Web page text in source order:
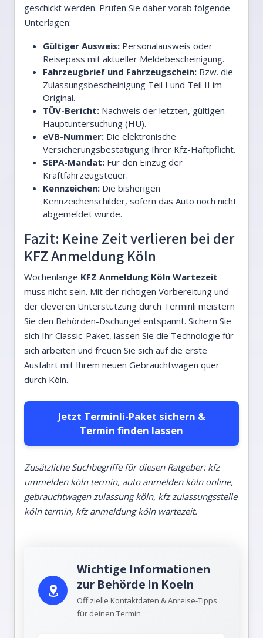
geschickt werden. Prüfen Sie daher vorab folgende
Unterlagen:
Gültiger Ausweis: Personalausweis oder
Reisepass mit aktueller Meldebescheinigung.
Fahrzeugbrief und Fahrzeugschein: Bzw. die
Zulassungsbescheinigung Teil I und Teil II im
Original.
TÜV-Bericht: Nachweis der letzten, gültigen
Hauptuntersuchung (HU).
eVB-Nummer: Die elektronische
Versicherungsbestätigung Ihrer Kfz-Haftpflicht.
SEPA-Mandat: Für den Einzug der
Kraftfahrzeugsteuer.
Kennzeichen: Die bisherigen
Kennzeichenschilder, sofern das Auto noch nicht
abgemeldet wurde.
Fazit: Keine Zeit verlieren bei der
KFZ Anmeldung Köln
Wochenlange KFZ Anmeldung Köln Wartezeit
muss nicht sein. Mit der richtigen Vorbereitung und
der cleveren Unterstützung durch Terminli meistern
Sie den Behörden-Dschungel entspannt. Sichern Sie
sich Ihr Classic-Paket, lassen Sie die Technologie für
sich arbeiten und freuen Sie sich auf die erste
Ausfahrt mit Ihrem neuen Gebrauchtwagen quer
durch Köln.
Jetzt Terminli-Paket sichern &
Termin finden lassen
Zusätzliche Suchbegriffe für diesen Ratgeber: kfz
ummelden köln termin, auto anmelden köln online,
gebrauchtwagen zulassung köln, kfz zulassungsstelle
köln termin, kfz anmeldung köln wartezeit.
Wichtige Informationen
zur Behörde in Koeln
Offizielle Kontaktdaten & Anreise-Tipps
für deinen Termin